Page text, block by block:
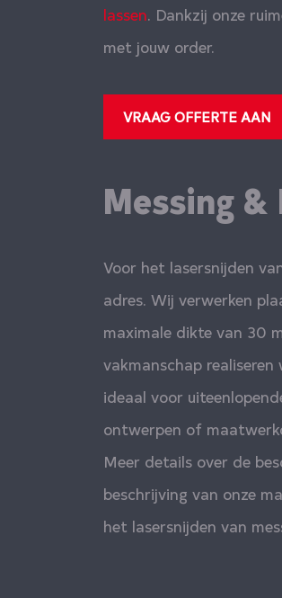
lassen. Dankzij onze
met jouw order.
VRAAG OFFERTE AAN
Messing
Voor het lasersnijden
adres. Wij verwerken
maximale dikte van 30
vakmanschap
ideaal voor
ontwerpen of
Meer details over de
beschrijving van onze
het lasersnijden van